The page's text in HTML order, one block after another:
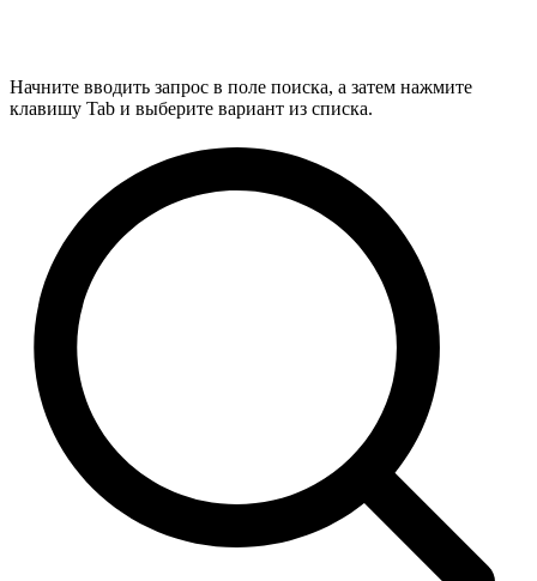
Начните вводить запрос в поле поиска, а затем нажмите
клавишу Tab и выберите вариант из списка.